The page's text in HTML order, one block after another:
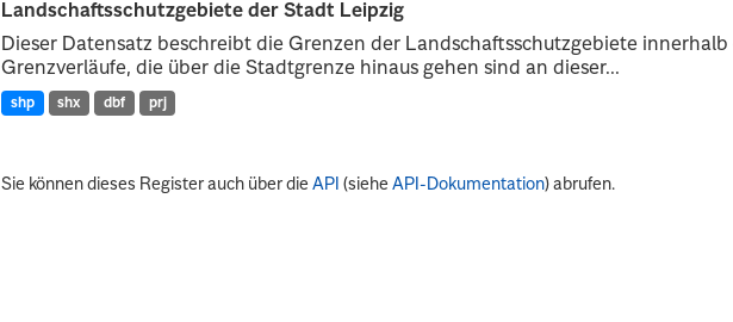
Landschaftsschutzgebiete der Stadt Leipzig
Dieser Datensatz beschreibt die Grenzen der Landschaftsschutzgebiete
Grenzverläufe, die über die Stadtgrenze hinaus gehen sind an dieser...
shp shx dbf prj
Sie können dieses Register auch über dieAPI (sieheAPI-Dokumentation) abrufen.